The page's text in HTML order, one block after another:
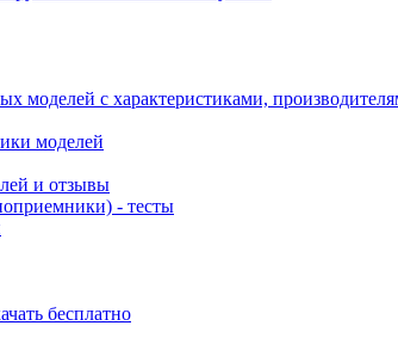
моделей с характеристиками,
моделей
и отзывы
- тесты
бесплатно